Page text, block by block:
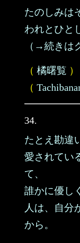
たのしみは
われとひ
（→続きは
（ 橘曙覧 ）
（
34.
たとえ勘違
愛されてい
て、
誰かに優し
人は、自分
から。